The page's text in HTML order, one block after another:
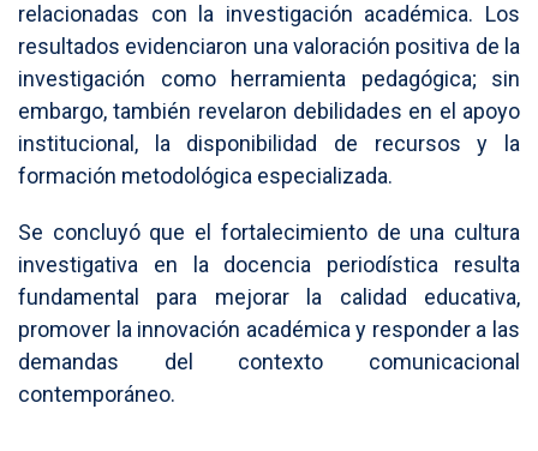
relacionadas con la investigación académica. Los
resultados evidenciaron una valoración positiva de la
investigación como herramienta pedagógica; sin
embargo, también revelaron debilidades en el apoyo
institucional, la disponibilidad de recursos y la
formación metodológica especializada.
Se concluyó que el fortalecimiento de una cultura
investigativa en la docencia periodística resulta
fundamental para mejorar la calidad educativa,
promover la innovación académica y responder a las
demandas del contexto comunicacional
contemporáneo.